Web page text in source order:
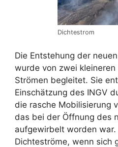
Dichtestrom
Die Entstehung der
wurde von zwei
Strömen begleitet. Sie
Einschätzung des INGV
die rasche Mobilisierung
das bei der Öffnung des
aufgewirbelt worden
Dichteströme, wenn sich